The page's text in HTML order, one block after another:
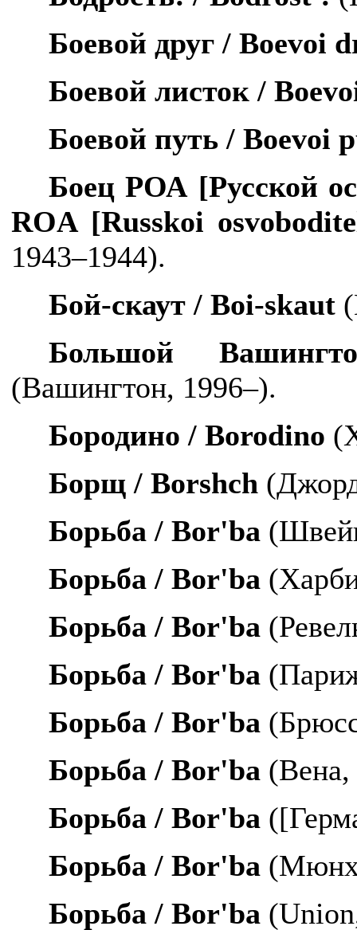
Боевой друг /Boevoi
Боевой листок /
Боевой путь /Boevoi
Боец РОА [Русской
ROA [Russkoi
1943–1944).
Бой-скаут /Boi-skaut
Большой
(Вашингтон, 1996–).
Бородино /Borodino
Борщ /Borshch
Борьба /Bor'ba
Борьба /Bor'ba
Борьба /Bor'ba
Борьба /Bor'ba
Борьба /Bor'ba
Борьба /Bor'ba
Борьба /Bor'ba
Борьба /Bor'ba
Борьба / Bor'ba